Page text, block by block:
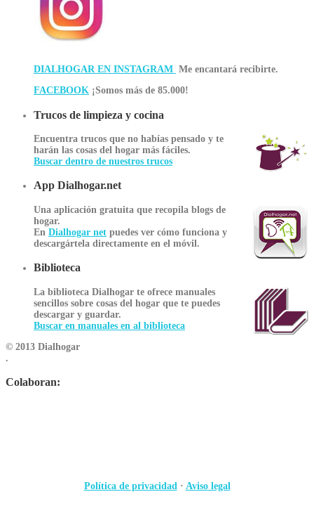
DIALHOGAR EN INSTAGRAM Me encantará recibirte.
FACEBOOK ¡Somos más de 85.000!
Trucos de limpieza y cocina
Encuentra trucos que no habías pensado y te
harán las cosas del hogar más fáciles.
Buscar dentro de nuestros trucos
App Dialhogar.net
Una aplicación gratuita que recopila blogs de
hogar.
En Dialhogar net puedes ver cómo funciona y
descargártela directamente en el móvil.
Biblioteca
La biblioteca Dialhogar te ofrece manuales
sencillos sobre cosas del hogar que te puedes
descargar y guardar.
Buscar en manuales en al biblioteca
© 2013 Dialhogar
.
Colaboran:
Política de privacidad· Aviso legal